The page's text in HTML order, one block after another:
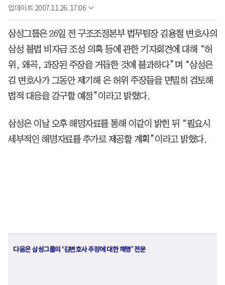
업데이트 2007.11.26. 17:06
삼성그룹은 26일 전 구조조정본부 법무팀장 김용철 변호사의
삼성 불법 비자금 조성 의혹 등에 관한 기자회견에 대해 “허
위, 왜곡, 과장된 주장을 거듭한 것에 불과하다”며 “삼성은
김 변호사가 그동안 제기해 온 허위 주장들을 면밀히 검토해
법적 대응을 강구할 예정”이라고 밝혔다.
삼성은 이날 오후 해명자료를 통해 이같이 밝힌 뒤 “필요시
세부적인 해명자료를 추가로 제공할 계획”이라고 밝혔다.
다음은 삼성그룹의 ‘김변호사 주장에 대한 해명’ 전문